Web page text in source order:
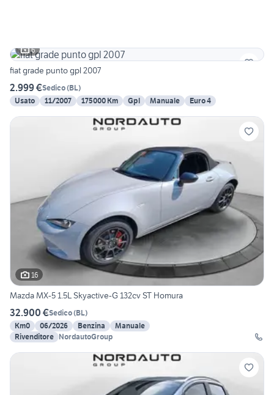
6
fiat grade punto gpl 2007
2.999 €Sedico(BL)
Usato
11/2007 175000 Km Gpl Manuale Euro 4
16
Mazda MX-5 1.5L Skyactive-G 132cv ST Homura
32.900 €Sedico(BL)
Km0
06/2026 Benzina
Manuale
Rivenditore NordautoGroup